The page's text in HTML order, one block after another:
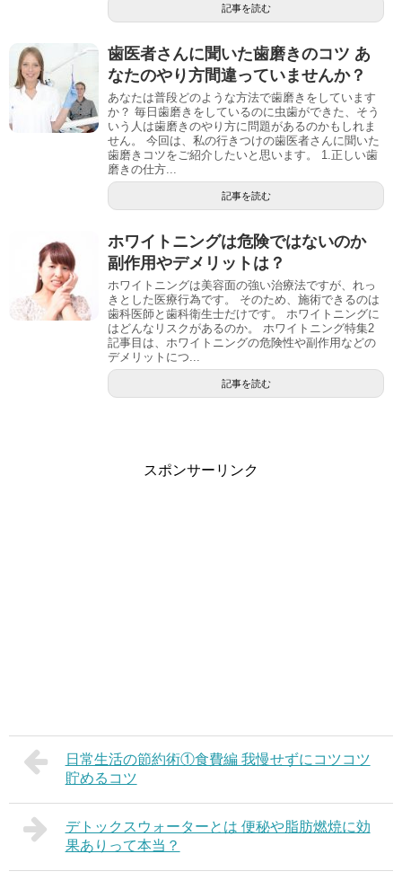
記事を読む
歯医者さんに聞いた歯磨きのコツ あ
なたのやり方間違っていませんか？
あなたは普段どのような方法で歯磨きをしています
か？ 毎日歯磨きをしているのに虫歯ができた、そう
いう人は歯磨きのやり方に問題があるのかもしれま
せん。 今回は、私の行きつけの歯医者さんに聞いた
歯磨きコツをご紹介したいと思います。 1.正しい歯
磨きの仕方...
記事を読む
ホワイトニングは危険ではないのか
副作用やデメリットは？
ホワイトニングは美容面の強い治療法ですが、れっ
きとした医療行為です。 そのため、施術できるのは
歯科医師と歯科衛生士だけです。 ホワイトニングに
はどんなリスクがあるのか。 ホワイトニング特集2
記事目は、ホワイトニングの危険性や副作用などの
デメリットにつ...
記事を読む
スポンサーリンク
日常生活の節約術①食費編 我慢せずにコツコツ
貯めるコツ
デトックスウォーターとは 便秘や脂肪燃焼に効
果ありって本当？